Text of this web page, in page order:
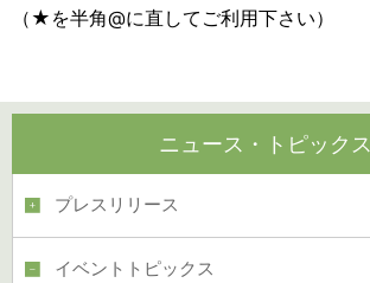
（★を半角@に直してご利用下さい）
ニュース・トピックス
プレスリリース
イベントトピックス